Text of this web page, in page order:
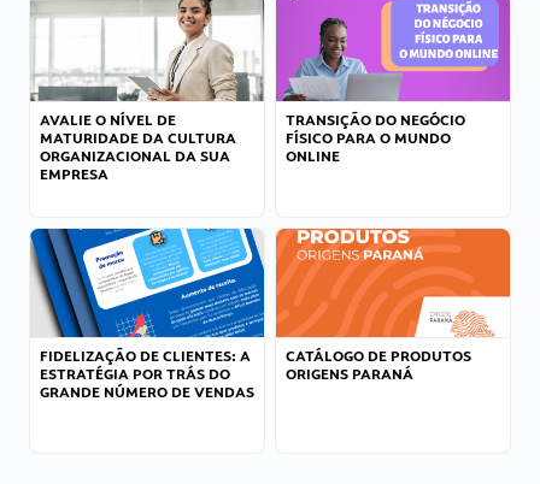
AVALIE O NÍVEL DE
MATURIDADE DA CULTURA
ORGANIZACIONAL DA SUA
EMPRESA
TRANSIÇÃO DO NEGÓCIO
FÍSICO PARA O MUNDO
ONLINE
FIDELIZAÇÃO DE CLIENTES: A
ESTRATÉGIA POR TRÁS DO
GRANDE NÚMERO DE VENDAS
CATÁLOGO DE PRODUTOS
ORIGENS PARANÁ